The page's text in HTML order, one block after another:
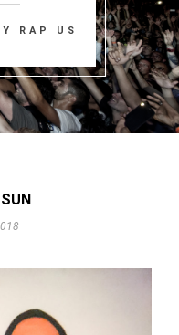
RAP US